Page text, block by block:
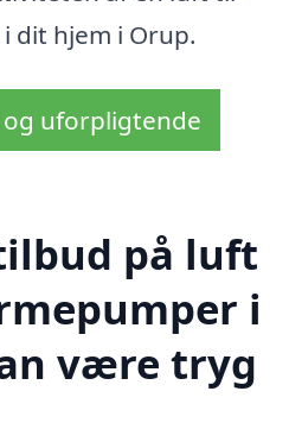
dit hjem i Orup.
uforpligtende
på luft
i
være tryg